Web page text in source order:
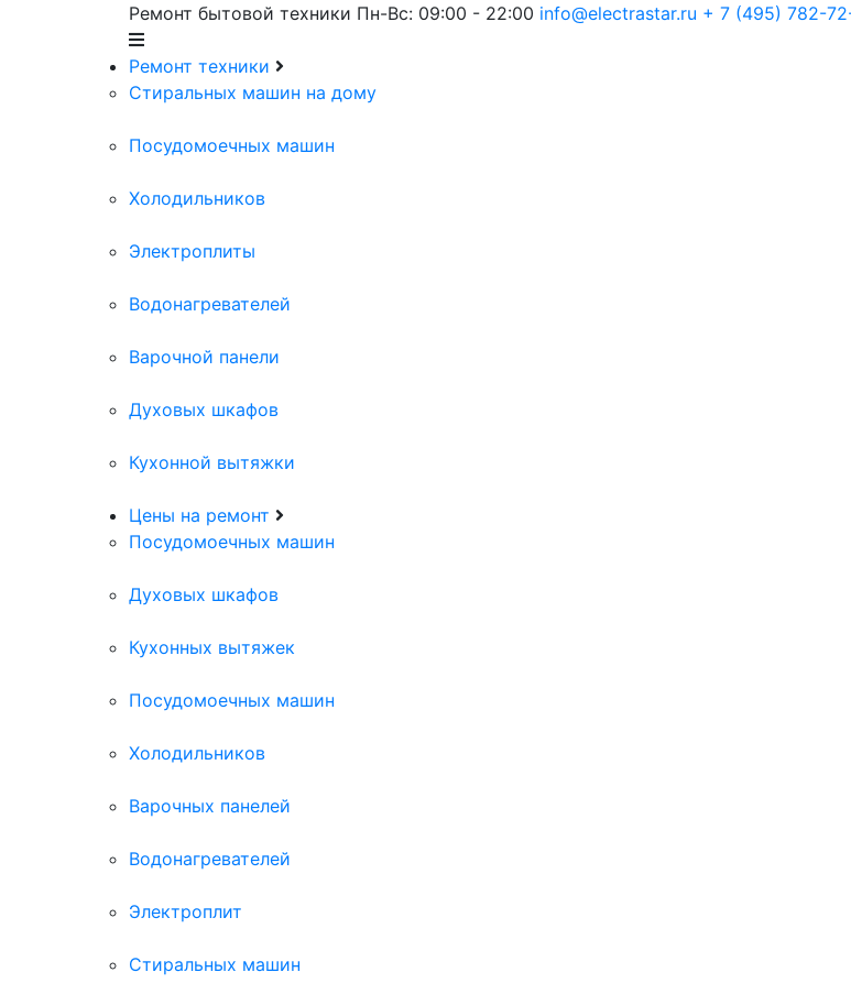
Ремонт бытовой техники Пн-Вс: 09:00 - 22:00 info@electrastar.ru + 7 (495) 782-
Ремонт техники
Cтиральных машин на дому
Посудомоечных машин
Холодильников
Электроплиты
Водонагревателей
Варочной панели
Духовых шкафов
Кухонной вытяжки
Цены на ремонт
Посудомоечных машин
Духовых шкафов
Кухонных вытяжек
Посудомоечных машин
Холодильников
Варочных панелей
Водонагревателей
Электроплит
Стиральных машин